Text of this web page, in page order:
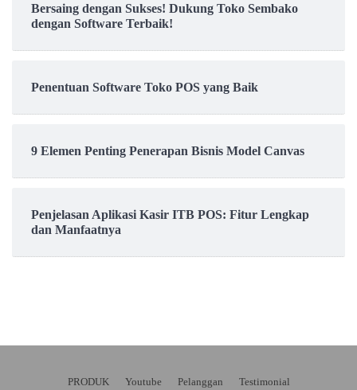
Bersaing dengan Sukses! Dukung Toko Sembako
dengan Software Terbaik!
Penentuan Software Toko POS yang Baik
9 Elemen Penting Penerapan Bisnis Model Canvas
Penjelasan Aplikasi Kasir ITB POS: Fitur Lengkap
dan Manfaatnya
PRODUK Youtube Pelanggan Testimonial